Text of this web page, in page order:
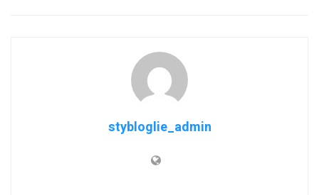
stybloglie_admin